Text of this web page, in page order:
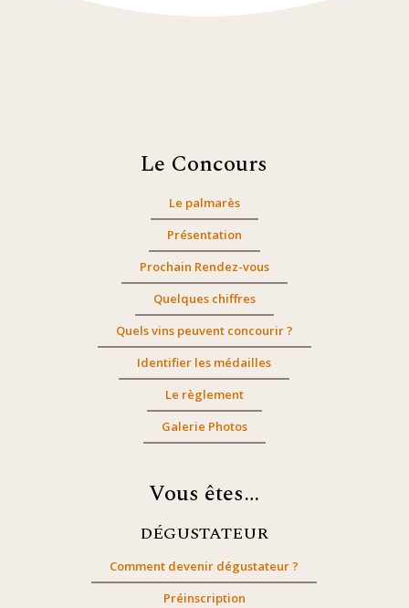
Le Concours
Le palmarès
Présentation
Prochain Rendez-vous
Quelques chiffres
Quels vins peuvent concourir ?
Identifier les médailles
Le règlement
Galerie Photos
Vous êtes…
DÉGUSTATEUR
Comment devenir dégustateur ?
Préinscription